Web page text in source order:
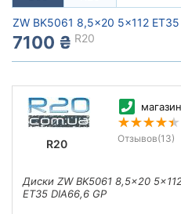
ZW BK5061 8,5x20 5x112
7100 ₴ R20
R20
магазин
Отзывов(13)
Диски ZW BK5061 8,5x20
ET35 DIA66,6 GP
Тип диска
Сбросить